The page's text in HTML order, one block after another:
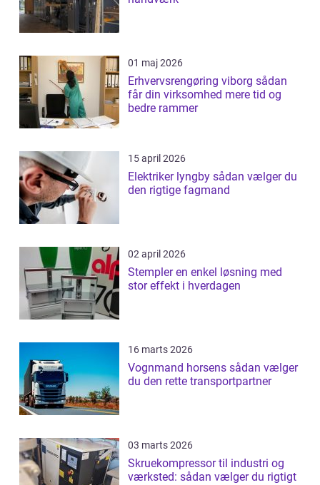
01 maj 2026
Erhvervsrengøring viborg sådan
får din virksomhed mere tid og
bedre rammer
15 april 2026
Elektriker lyngby sådan vælger du
den rigtige fagmand
02 april 2026
Stempler en enkel løsning med
stor effekt i hverdagen
16 marts 2026
Vognmand horsens sådan vælger
du den rette transportpartner
03 marts 2026
Skruekompressor til industri og
værksted: sådan vælger du rigtigt